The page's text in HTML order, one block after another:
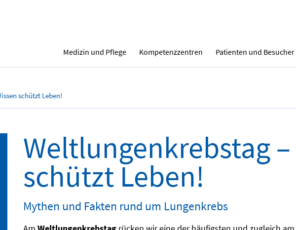
Medizin und Pflege Kompetenzzentren Patienten und Besucher
schützt Leben!
Weltlungenkrebstag –
schützt Leben!
Mythen und Fakten rund um Lungenkrebs